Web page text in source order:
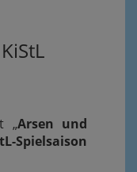
„Arsen und
Spielsaison